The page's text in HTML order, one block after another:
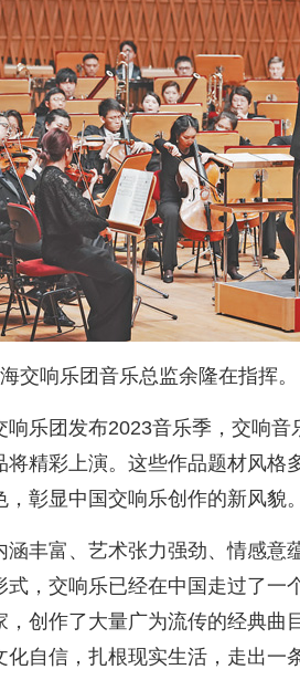
交响乐团音乐总监余隆在指挥
响乐团发布2023音乐季，交响音
将精彩上演。这些作品题材风
彰显中国交响乐创作的新风貌。
涵丰富、艺术张力强劲、情感意
式，交响乐已经在中国走过了一
，创作了大量广为流传的经典曲
化自信，扎根现实生活，走出一